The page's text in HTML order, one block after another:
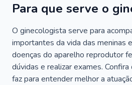
Para que serve o
O ginecologista serve para
importantes da vida das meninas
doenças do aparelho reprodutor
dúvidas e realizar exames.
faz para entender melhor a